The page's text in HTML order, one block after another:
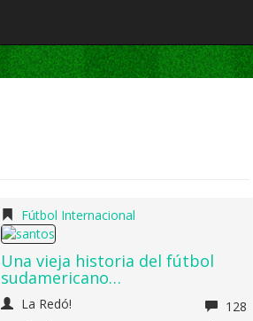
Fútbol Internacional
Una vieja historia del fútbol
sudamericano…
La Redó!
128